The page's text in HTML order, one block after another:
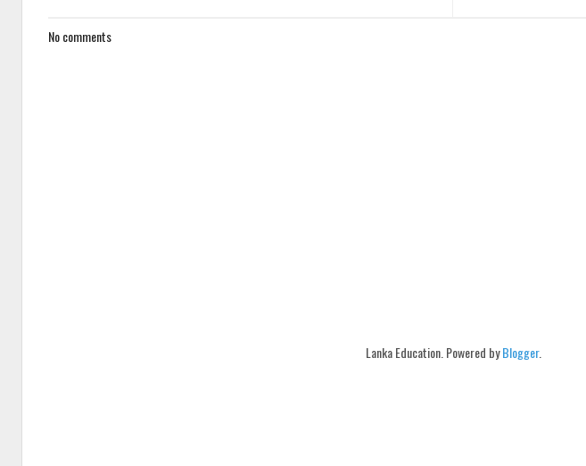
No comments
Lanka Education. Powered byBlogger.